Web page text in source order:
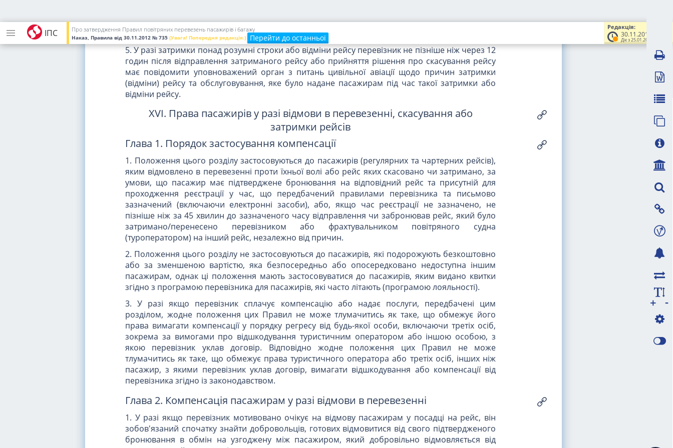
ІПС
Редакція:
30.11.2012
Діє з 25.01.2013
Про затвердження Правил повітряних перевезень пасажирів і багажу
Наказ, Правила від 30.11.2012 № 735 (Увага! Попередня редакція.) Перейти до останньої
аеропорту відправлення кожні 30 хвилин про орієнтовний час затримки рейсу та очікуваний
час його відправлення.
5. У разі затримки понад розумні строки або відміни рейсу перевізник не пізніше ніж через 12
годин після відправлення затриманого рейсу або прийняття рішення про скасування рейсу
має повідомити уповноважений орган з питань цивільної авіації щодо причин затримки
(відміни) рейсу та обслуговування, яке було надане пасажирам під час такої затримки або
відміни рейсу.
XVI. Права пасажирів у разі відмови в перевезенні, скасування або
затримки рейсів
Глава 1. Порядок застосування компенсації
1. Положення цього розділу застосовуються до пасажирів (регулярних та чартерних рейсів),
яким відмовлено в перевезенні проти їхньої волі або рейс яких скасовано чи затримано, за
умови, що пасажир має підтверджене бронювання на відповідний рейс та присутній для
проходження реєстрації у час, що передбачений правилами перевізника та письмово
зазначений (включаючи електронні засоби), або, якщо час реєстрації не зазначено, не
пізніше ніж за 45 хвилин до зазначеного часу відправлення чи забронював рейс, який було
затримано/перенесено перевізником або фрахтувальником повітряного судна
(туроператором) на інший рейс, незалежно від причин.
2. Положення цього розділу не застосовуються до пасажирів, які подорожують безкоштовно
або за зменшеною вартістю, яка безпосередньо або опосередковано недоступна іншим
пасажирам, однак ці положення мають застосовуватися до пасажирів, яким видано квитки
згідно з програмою перевізника для пасажирів, які часто літають (програмою лояльності).
3. У разі якщо перевізник сплачує компенсацію або надає послуги, передбачені цим
розділом, жодне положення цих Правил не може тлумачитись як таке, що обмежує його
права вимагати компенсації у порядку регресу від будь-якої особи, включаючи третіх осіб,
зокрема за вимогами про відшкодування туристичним оператором або іншою особою, з
якою перевізник уклав договір. Відповідно жодне положення цих Правил не може
тлумачитись як таке, що обмежує права туристичного оператора або третіх осіб, інших ніж
пасажир, з якими перевізник уклав договір, вимагати відшкодування або компенсації від
перевізника згідно із законодавством.
Глава 2. Компенсація пасажирам у разі відмови в перевезенні
1. У разі якщо перевізник мотивовано очікує на відмову пасажирам у посадці на рейс, він
зобов'язаний спочатку знайти добровольців, готових відмовитися від свого підтвердженого
бронювання в обмін на узгоджену між пасажиром, який добровільно відмовляється від
-
+